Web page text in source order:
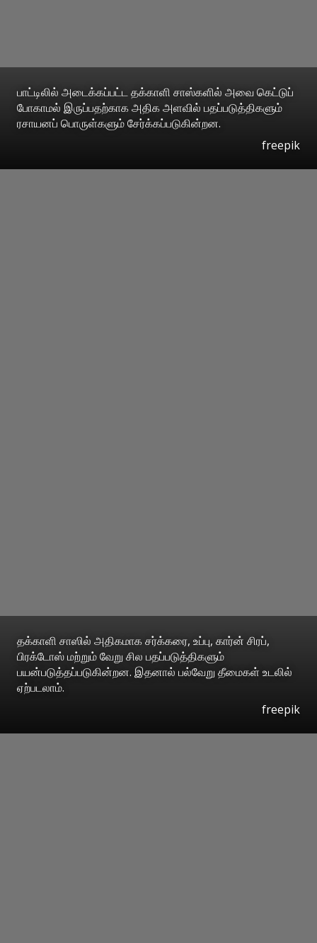
பாட்டிலில் அடைக்கப்பட்ட தக்காளி சாஸ்களில் அவை கெட்டுப்
போகாமல் இருப்பதற்காக அதிக அளவில் பதப்படுத்திகளும்
ரசாயனப் பொருள்களும் சேர்க்கப்படுகின்றன.
freepik
தக்காளி சாஸில் அதிகமாக சர்க்கரை, உப்பு, கார்ன் சிரப்,
பிரக்டோஸ் மற்றும் வேறு சில பதப்படுத்திகளும்
பயன்படுத்தப்படுகின்றன. இதனால் பல்வேறு தீமைகள் உடலில்
ஏற்படலாம்.
freepik